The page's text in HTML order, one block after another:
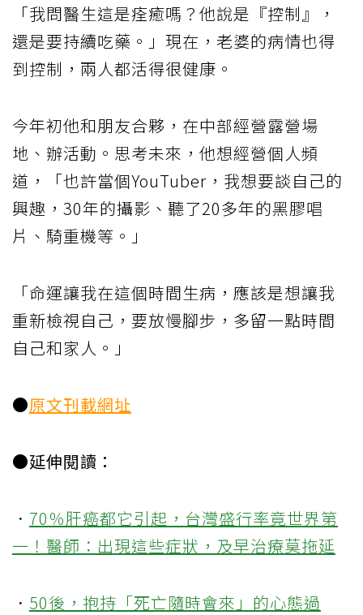
「我問醫生這是痊癒嗎？他說是『控制』，
還是要持續吃藥。」現在，老婆的病情也得
到控制，兩人都活得很健康。
今年初他和朋友合夥，在中部經營露營場
地、辦活動。思考未來，他想經營個人頻
道，「也許當個YouTuber，我想要談自己的
興趣，30年的攝影、聽了20多年的黑膠唱
片、騎重機等。」
「命運讓我在這個時間生病，應該是想讓我
重新檢視自己，要放慢腳步，多留一點時間
自己和家人。」
●原文刊載網址
●延伸閱讀：
． 70％肝癌都它引起，台灣盛行率竟世界第
一！醫師：出現這些症狀，及早治療莫拖延
． 50後，抱持「死亡隨時會來」的心態過